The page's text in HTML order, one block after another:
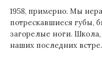
1958, примерно. Мы
потрескавшиеся губы,
загорелые ноги.
наших последних